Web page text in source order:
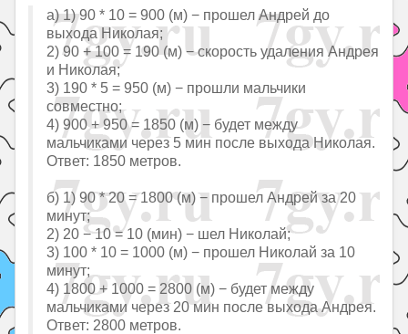
а) 1) 90 * 10 = 900 (м) − прошел Андрей до
выхода Николая;
2) 90 + 100 = 190 (м) − скорость удаления Андрея
и Николая;
3) 190 * 5 = 950 (м) − прошли мальчики
совместно;
4) 900 + 950 = 1850 (м) − будет между
мальчиками через 5 мин после выхода Николая.
Ответ: 1850 метров.
б) 1) 90 * 20 = 1800 (м) − прошел Андрей за 20
минут;
2) 20 − 10 = 10 (мин) − шел Николай;
3) 100 * 10 = 1000 (м) − прошел Николай за 10
минут;
4) 1800 + 1000 = 2800 (м) − будет между
мальчиками через 20 мин после выхода Андрея.
Ответ: 2800 метров.